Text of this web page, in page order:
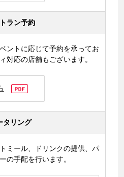
ラン予約
ントに応じて予約を承ってお
対応の店舗もございます。
タリング
ミール、ドリンクの提供、パ
の手配を行います。